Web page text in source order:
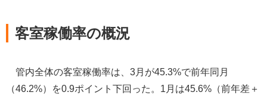
客室稼働率の概況
管内全体の客室稼働率は、3月が45.3%で前年同月
（46.2%）を0.9ポイント下回った。1月は45.6%（前年差＋